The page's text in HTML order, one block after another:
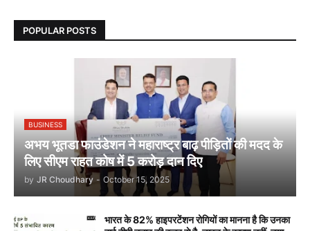
POPULAR POSTS
BUSINESS
अभय भूतडा फाउंडेशन ने महाराष्ट्र बाढ़ पीड़ितों की मदद के
लिए सीएम राहत कोष में 5 करोड़ दान दिए
by JR Choudhary - October 15, 2025
भारत के 82% हाइपरटेंशन रोगियों का मानना है कि उनका